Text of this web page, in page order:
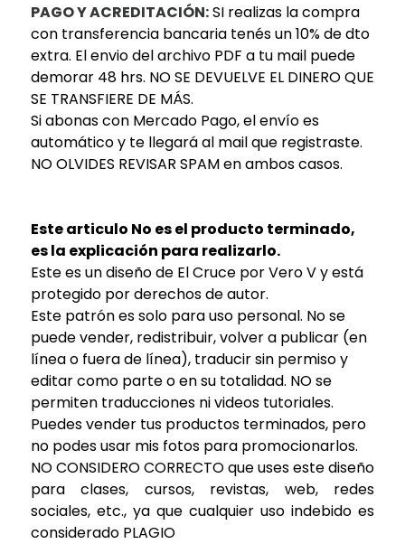
PAGO Y ACREDITACIÓN:SI realizas la compra
con transferencia bancaria tenés un 10% de dto
extra. El envio del archivo PDF a tu mail puede
demorar 48 hrs. NO SE DEVUELVE EL DINERO QUE
SE TRANSFIERE DE MÁS.
Si abonas con Mercado Pago, el envío es
automático y te llegará al mail que registraste.
NO OLVIDES REVISAR SPAM en ambos casos.
Este articulo No es el producto terminado,
es la explicación para realizarlo.
Este es un diseño de El Cruce por Vero V y está
protegido por derechos de autor.
Este patrón es solo para uso personal. No se
puede vender, redistribuir, volver a publicar (en
línea o fuera de línea), traducir sin permiso y
editar como parte o en su totalidad. NO se
permiten traducciones ni videos tutoriales.
Puedes vender tus productos terminados, pero
no podes usar mis fotos para promocionarlos.
NO CONSIDERO CORRECTO que uses este diseño
para clases, cursos, revistas, web, redes
sociales, etc., ya que cualquier uso indebido es
considerado PLAGIO